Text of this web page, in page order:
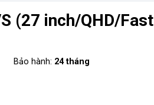
(27 inch/QHD/Fast
Bảo hành: 24 tháng